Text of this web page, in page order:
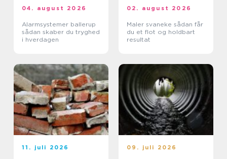
04. august 2026
Alarmsystemer ballerup
sådan skaber du tryghed
i hverdagen
02. august 2026
Maler svaneke sådan får
du et flot og holdbart
resultat
11. juli 2026 09. juli 2026